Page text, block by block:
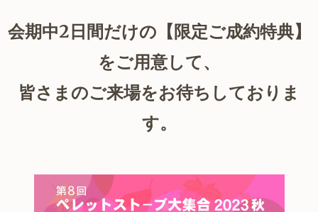
会期中2日間だけの【限定ご成約特典】
をご用意して、
皆さまのご来場をお待ちしておりま
す。